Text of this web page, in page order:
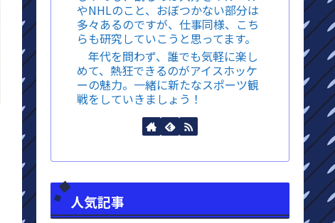
やNHLのこと、おぼつかない部分は
多々あるのですが、仕事同様、こち
らも研究していこうと思ってます。
年代を問わず、誰でも気軽に楽し
めて、熱狂できるのがアイスホッケ
ーの魅力。一緒に新たなスポーツ観
戦をしていきましょう！
人気記事